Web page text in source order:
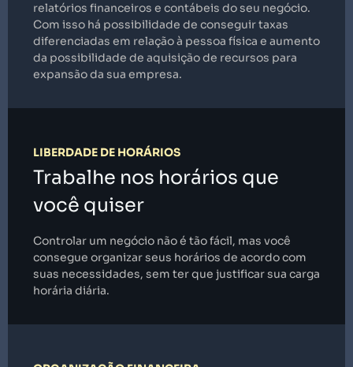
relatórios financeiros e contábeis do seu negócio.
Com isso há possibilidade de conseguir taxas
diferenciadas em relação à pessoa física e aumento
da possibilidade de aquisição de recursos para
expansão da sua empresa.
LIBERDADE DE HORÁRIOS
Trabalhe nos horários que
você quiser
Controlar um negócio não é tão fácil, mas você
consegue organizar seus horários de acordo com
suas necessidades, sem ter que justificar sua carga
horária diária.